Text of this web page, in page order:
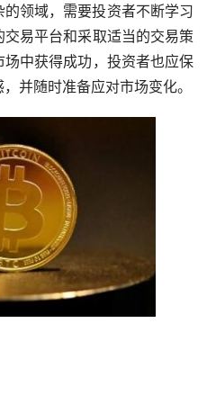
领域，需要投资者不断学习
易平台和采取适当的交易策
中获得成功，投资者也应保
并随时准备应对市场变化。